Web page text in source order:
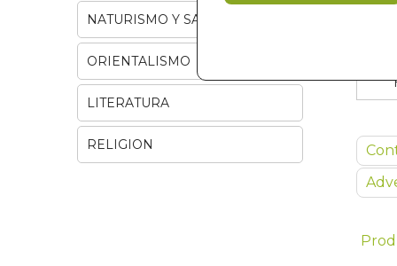
NATURISMO Y SALUD
ORIENTALISMO
LITERATURA
RELIGION